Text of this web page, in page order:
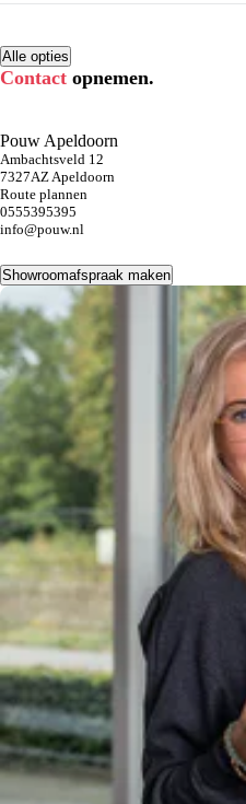
Alle opties
Contact opnemen.
Pouw Apeldoorn
Ambachtsveld 12
7327AZ Apeldoorn
Route plannen
0555395395
info@pouw.nl
Showroomafspraak maken